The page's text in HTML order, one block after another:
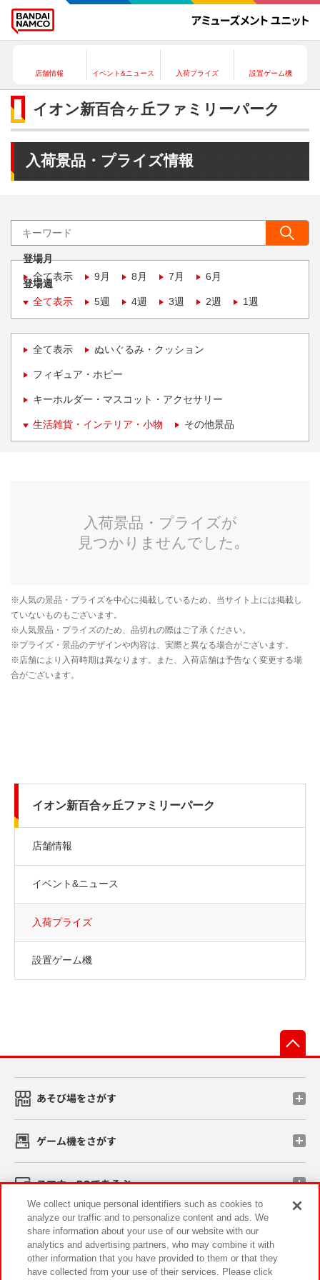
店舗情報 イベント&ニュース 入荷プライズ 設置ゲーム機
イオン新百合ヶ丘ファミリーパーク
入荷景品・プライズ情報
登場月
全て表示
9月 8月 7月 6月
登場週
全て表示
5週 4週 3週 2週 1週
全て表示 ぬいぐるみ・クッション
フィギュア・ホビー
キーホルダー・マスコット・アクセサリー
生活雑貨・インテリア・小物 その他景品
イオン新百合ヶ丘ファミリーパーク
店舗情報
イベント&ニュース
入荷プライズ
設置ゲーム機
あそび場をさがす
ゲーム機をさがす
スマホ・PCであそぶ
イベント・キャンペーン
We collect unique personal identifiers such as cookies to
analyze our traffic and to personalize content and ads. We
share information about your use of our website with our
analytics and advertising partners, who may combine it with
other information that you have provided to them or that they
have collected from your use of their services. Please click